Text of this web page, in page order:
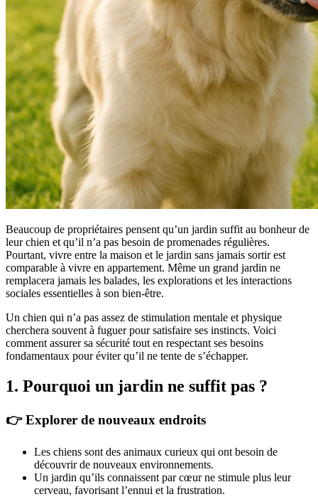
Beaucoup de propriétaires pensent qu’un jardin suffit au bonheur de
leur chien et qu’il n’a pas besoin de promenades régulières.
Pourtant, vivre entre la maison et le jardin sans jamais sortir est
comparable à vivre en appartement. Même un grand jardin ne
remplacera jamais les balades, les explorations et les interactions
sociales essentielles à son bien-être.
Un chien qui n’a pas assez de stimulation mentale et physique
cherchera souvent à fuguer pour satisfaire ses instincts. Voici
comment assurer sa sécurité tout en respectant ses besoins
fondamentaux pour éviter qu’il ne tente de s’échapper.
1. Pourquoi un jardin ne suffit pas ?
👉 Explorer de nouveaux endroits
Les chiens sont des animaux curieux qui ont besoin de
découvrir de nouveaux environnements.
Un jardin qu’ils connaissent par cœur ne stimule plus leur
cerveau, favorisant l’ennui et la frustration.